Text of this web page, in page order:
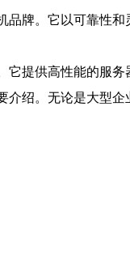
品牌。它以可靠性
提供高性能的服
介绍。无论是大型